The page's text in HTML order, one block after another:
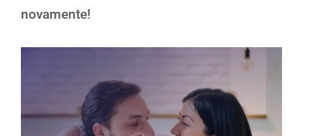
novamente!